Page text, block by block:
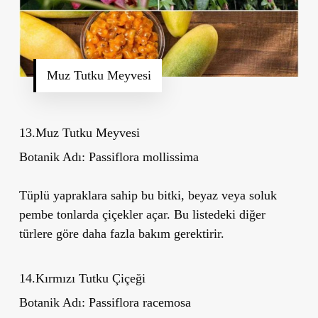
Muz Tutku Meyvesi
13.Muz Tutku Meyvesi
Botanik Adı: Passiflora mollissima
Tüplü yapraklara sahip bu bitki, beyaz veya soluk
pembe tonlarda çiçekler açar. Bu listedeki diğer
türlere göre daha fazla bakım gerektirir.
14.Kırmızı Tutku Çiçeği
Botanik Adı: Passiflora racemosa